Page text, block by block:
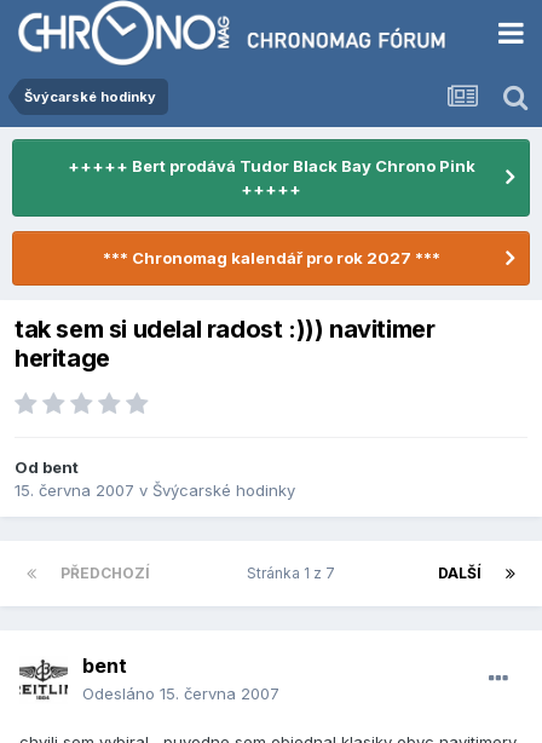
Švýcarské hodinky
+++++ Bert prodává Tudor Black Bay Chrono Pink
+++++
*** Chronomag kalendář pro rok 2027 ***
tak sem si udelal radost :))) navitimer
heritage
Od bent
15. června 2007 v Švýcarské hodinky
PŘEDCHOZÍ DALŠÍ
Stránka 1 z 7
bent
Odesláno 15. června 2007